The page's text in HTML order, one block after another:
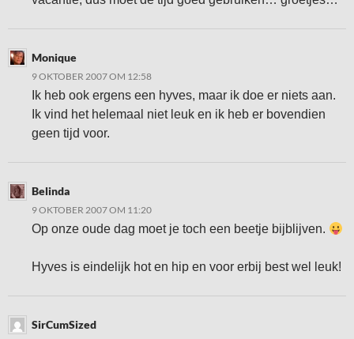
Monique
9 OKTOBER 2007 OM 12:58
Ik heb ook ergens een hyves, maar ik doe er niets aan.
Ik vind het helemaal niet leuk en ik heb er bovendien
geen tijd voor.
Belinda
9 OKTOBER 2007 OM 11:20
Op onze oude dag moet je toch een beetje bijblijven.
Hyves is eindelijk hot en hip en voor erbij best wel leuk!
SirCumSized